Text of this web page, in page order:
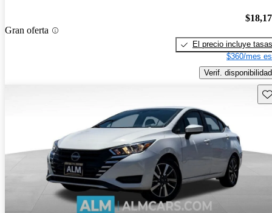
Gran oferta
El precio incluye tasas
$360/mes
Verif. disponibilidad